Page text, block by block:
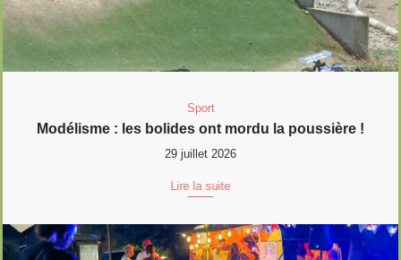
Sport
Modélisme : les bolides ont mordu la poussière !
29 juillet 2026
Lire la suite